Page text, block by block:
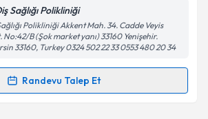
okudum ve kişisel verilerimin belirtilen
işlenmesini kabul ediyorum.
Sağlığı Polikliniği
Polikliniği Akkent Mah. 34. Cadde Veyis
B (Şok market yanı) 33160 Yenişehir.
33160, Turkey 0324 502 22 33 0553 480 20 34
Randevu Talep Et
Talebi